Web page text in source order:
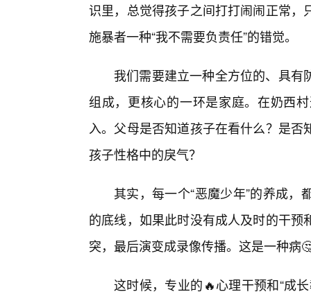
识里，总觉得孩子之间打打闹闹正常
施暴者一种“我不需要负责任”的错觉。
我们需要建立一种全方位的、具
组成，更核心的一环是家庭。在奶西
入。父母是否知道孩子在看什么？是
孩子性格中的戾气？
其实，每一个“恶魔少年”的养成
的底线，如果此时没有成人及时的干
突，最后演变成录像传播。这是一种病
这时候，专业的🔥心理干预和“成